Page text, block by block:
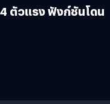
ตัวแรง ฟังก์ชันโดน